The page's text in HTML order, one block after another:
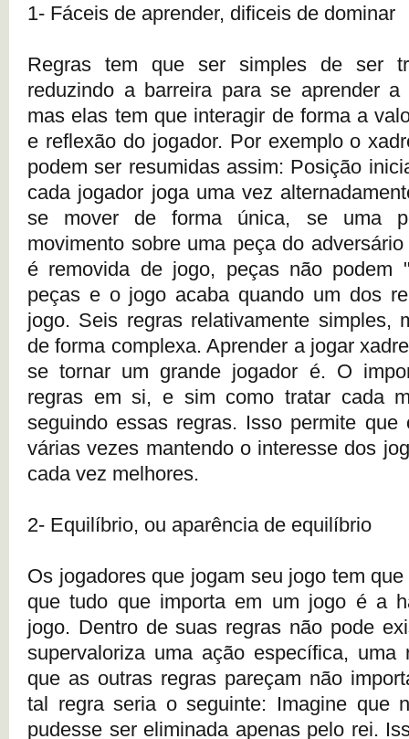
1- Fáceis de aprender, dificeis de dominar
Regras tem que ser simples de ser
reduzindo a barreira para se aprender
mas elas tem que interagir de forma a
e reflexão do jogador. Por exemplo o
podem ser resumidas assim: Posição
cada jogador joga uma vez
se mover de forma única, se uma
movimento sobre uma peça do
é removida de jogo, peças não podem
peças e o jogo acaba quando um dos
jogo. Seis regras relativamente simples,
de forma complexa. Aprender a jogar
se tornar um grande jogador é. O
regras em si, e sim como tratar cada
seguindo essas regras. Isso permite
várias vezes mantendo o interesse dos
cada vez melhores.
2- Equilíbrio, ou aparência de equilíbrio
Os jogadores que jogam seu jogo tem
que tudo que importa em um jogo é a
jogo. Dentro de suas regras não pode
supervaloriza uma ação específica, uma
que as outras regras pareçam não
tal regra seria o seguinte: Imagine que
pudesse ser eliminada apenas pelo rei.